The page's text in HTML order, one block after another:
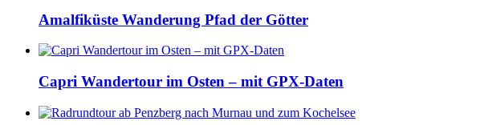
Amalfiküste Wanderung Pfad der Götter
Capri Wandertour im Osten – mit GPX-Daten